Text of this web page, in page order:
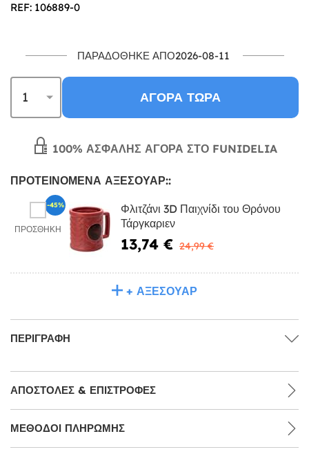
REF: 106889-0
ΠΑΡΑΔΌΘΗΚΕ ΑΠΌ2026-08-11
ΑΓΟΡΆ ΤΏΡΑ
100% ΑΣΦΑΛΉΣ ΑΓΟΡΆ ΣΤΟ FUNIDELIA
ΠΡΟΤΕΙΝΌΜΕΝΑ ΑΞΕΣΟΥΆΡ::
ΠΡΟΣΘΉΚΗ
Φλιτζάνι 3D Παιχνίδι του Θρόνου
Τάργκαριεν
13,74 € 24,99 €
-45%
+ ΑΞΕΣΟΥΆΡ
ΠΕΡΙΓΡΑΦΉ
ΑΠΟΣΤΟΛΈΣ & ΕΠΙΣΤΡΟΦΈΣ
ΜΕΘΌΔΟΙ ΠΛΗΡΩΜΉΣ